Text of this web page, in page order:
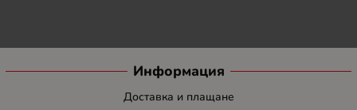
Информация
Доставка и плащане